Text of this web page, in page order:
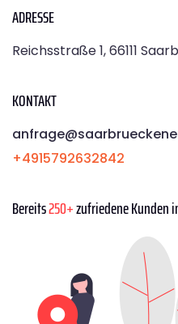
ADRESSE
Reichsstraße 1, 66111
KONTAKT
+4915792632842
Bereits250+zufriedene Kunden